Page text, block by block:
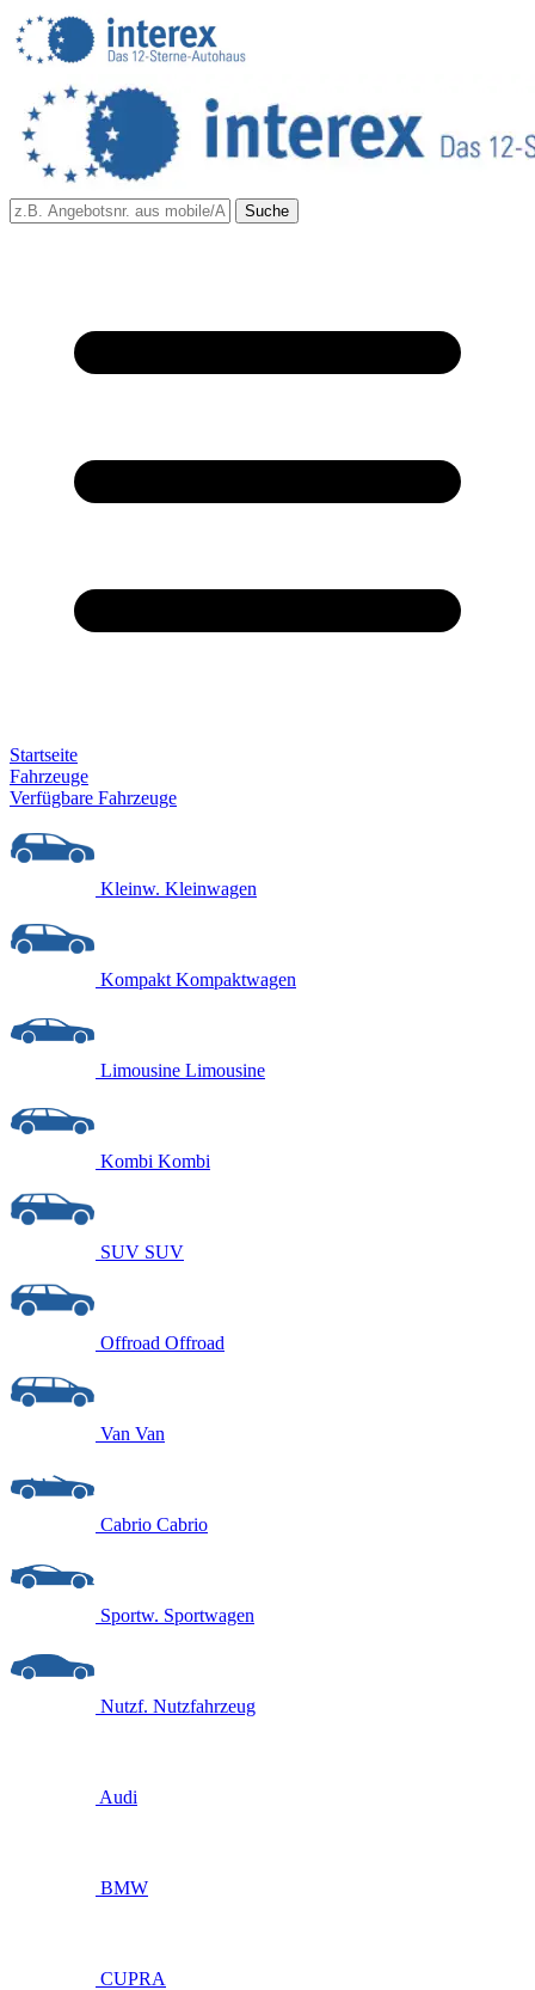
Suche
Startseite
Fahrzeuge
Verfügbare Fahrzeuge
Kleinw. Kleinwagen
Kompakt Kompaktwagen
Limousine Limousine
Kombi Kombi
SUV SUV
Offroad Offroad
Van Van
Cabrio Cabrio
Sportw. Sportwagen
Nutzf. Nutzfahrzeug
Audi
BMW
CUPRA